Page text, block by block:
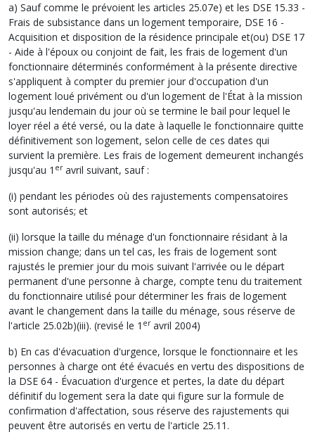
a) Sauf comme le prévoient les articles 25.07e) et les DSE 15.33 -
Frais de subsistance dans un logement temporaire, DSE 16 -
Acquisition et disposition de la résidence principale et(ou) DSE 17
- Aide à l'époux ou conjoint de fait, les frais de logement d'un
fonctionnaire déterminés conformément à la présente directive
s'appliquent à compter du premier jour d'occupation d'un
logement loué privément ou d'un logement de l'État à la mission
jusqu'au lendemain du jour où se termine le bail pour lequel le
loyer réel a été versé, ou la date à laquelle le fonctionnaire quitte
définitivement son logement, selon celle de ces dates qui
survient la première. Les frais de logement demeurent inchangés
jusqu'au 1 eravril suivant, sauf :
(i) pendant les périodes où des rajustements compensatoires
sont autorisés; et
(ii) lorsque la taille du ménage d'un fonctionnaire résidant à la
mission change; dans un tel cas, les frais de logement sont
rajustés le premier jour du mois suivant l'arrivée ou le départ
permanent d'une personne à charge, compte tenu du traitement
du fonctionnaire utilisé pour déterminer les frais de logement
avant le changement dans la taille du ménage, sous réserve de
l'article 25.02b)(iii). (revisé le 1 eravril 2004)
b) En cas d'évacuation d'urgence, lorsque le fonctionnaire et les
personnes à charge ont été évacués en vertu des dispositions de
la DSE 64 - Évacuation d'urgence et pertes, la date du départ
définitif du logement sera la date qui figure sur la formule de
confirmation d'affectation, sous réserve des rajustements qui
peuvent être autorisés en vertu de l'article 25.11.